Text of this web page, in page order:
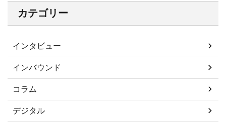
カテゴリー
インタビュー
インバウンド
コラム
デジタル